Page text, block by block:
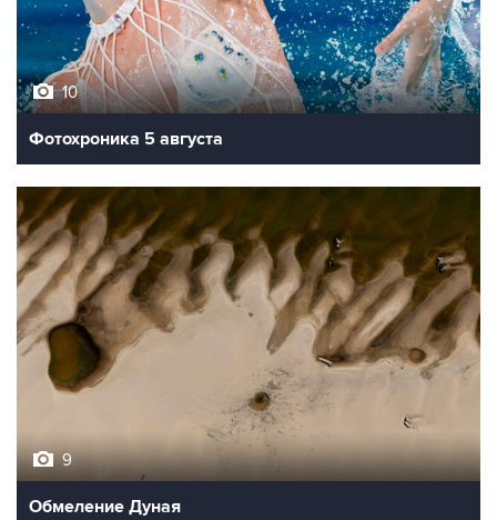
10
Фотохроника 5 августа
9
Обмеление Дуная